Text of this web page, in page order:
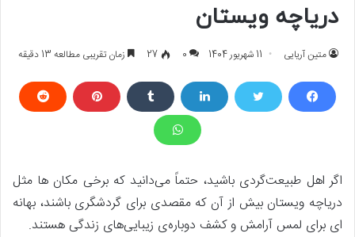
دریاچه ویستان
متین آریایی 11 شهریور 1404 0
27 زمان تقریبی مطالعه 13 دقیقه
اگر اهل طبیعت‌گردی باشید، حتماً می‌دانید که برخی مکان‌ ها مثل
دریاچه ویستان بیش از آن که مقصدی برای گردشگری باشند، بهانه‌
ای برای لمس آرامش و کشف دوباره‌ی زیبایی‌های زندگی هستند.